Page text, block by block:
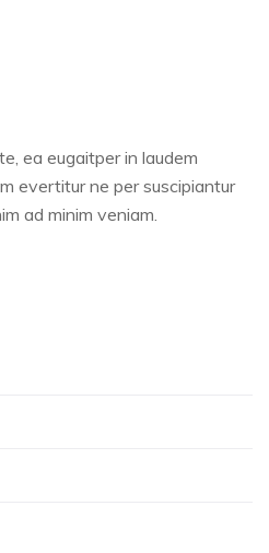
ea eugaitper in laudem
evertitur ne per suscipiantur
ad minim veniam.